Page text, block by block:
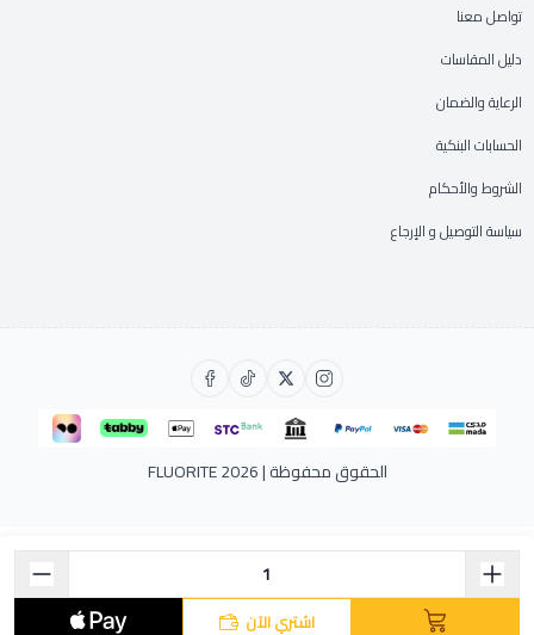
اشتري الآن
تواصل معنا
دليل المقاسات
الرعاية والضمان
الحسابات البنكية
الشروط والأحكام
سياسة التوصيل و الإرجاع
الحقوق محفوظة | 2026 FLUORITE